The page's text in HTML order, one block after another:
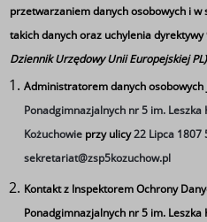
Tydzień
przetwarzaniem danych osobowych i w
takich danych oraz uchylenia dyrektywy
Dziennik Urzędowy Unii Europejskiej PL)
Administratorem danych
Ponadgimnazjalnych nr 5 im. Leszka
Kożuchowie przy ulicy22 Lipca 1807
sekretariat@zsp5kozuchow.pl
Kontakt z Inspektorem Ochrony
Ponadgimnazjalnych nr 5 im. Leszka